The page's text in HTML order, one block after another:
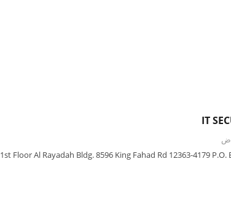
IT
1st Floor Al Rayadah Bldg. 8596 King Fahad Rd 12363-4179